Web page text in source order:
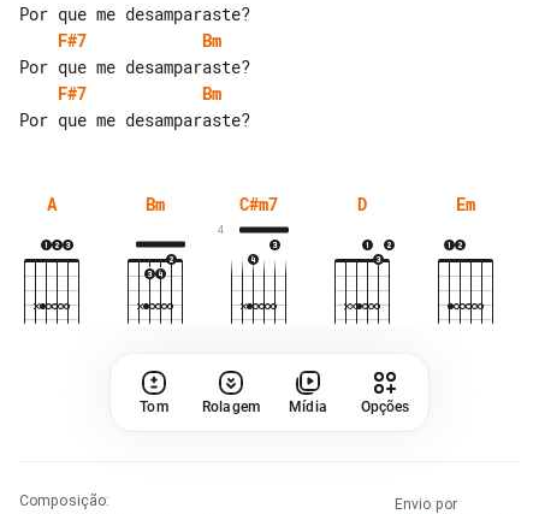
F#7
Bm
F#7
Bm
A Bm C#m7
4
D Em
Tom Rolagem Mídia Opções
Composição:
Envio por